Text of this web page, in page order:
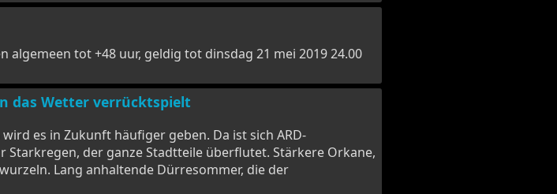
tot +48 uur, geldig tot dinsdag 21 mei 2019 24.00
das Wetter verrücktspielt
es in Zukunft häufiger geben. Da ist sich ARD-
Starkregen, der ganze Stadtteile überflutet. Stärkere Orkane,
Lang anhaltende Dürresommer, die der